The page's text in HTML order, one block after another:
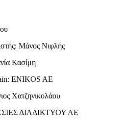
Μάνος Νιφλής
Κασίμη
ENIKOS AE
Χατζηνικολάου
ΔΙΑΔΙΚΤΥΟΥ ΑΕ